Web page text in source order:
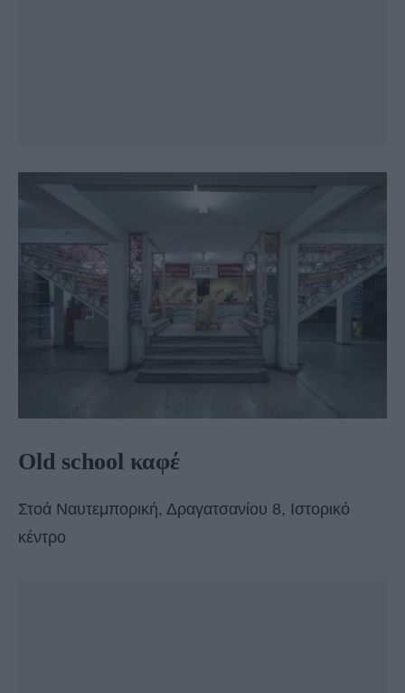
Old school καφέ
Στοά Ναυτεμπορική, Δραγατσανίου 8, Ιστορικό
κέντρο